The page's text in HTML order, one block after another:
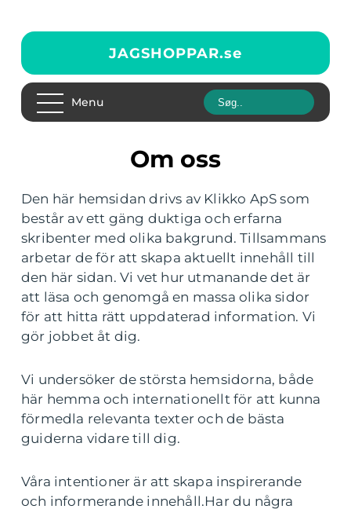
JAGSHOPPAR.se
Menu
Om oss
Den här hemsidan drivs av Klikko ApS som
består av ett gäng duktiga och erfarna
skribenter med olika bakgrund. Tillsammans
arbetar de för att skapa aktuellt innehåll till
den här sidan. Vi vet hur utmanande det är
att läsa och genomgå en massa olika sidor
för att hitta rätt uppdaterad information. Vi
gör jobbet åt dig.
Vi undersöker de största hemsidorna, både
här hemma och internationellt för att kunna
förmedla relevanta texter och de bästa
guiderna vidare till dig.
Våra intentioner är att skapa inspirerande
och informerande innehåll.Har du några